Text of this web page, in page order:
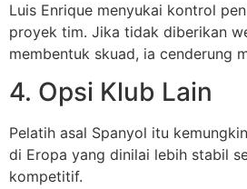
Luis Enrique menyukai kontrol
proyek tim. Jika tidak diberikan
membentuk skuad, ia cenderung
4. Opsi Klub Lain
Pelatih asal Spanyol itu
di Eropa yang dinilai lebih stabil
kompetitif.